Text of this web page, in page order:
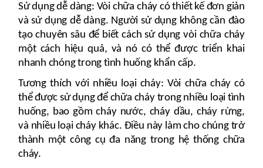
Sử dụng dễ dàng: Vòi chữa cháy có thiết kế đơn giản
và sử dụng dễ dàng. Người sử dụng không cần đào
tạo chuyên sâu để biết cách sử dụng vòi chữa cháy
một cách hiệu quả, và nó có thể được triển khai
nhanh chóng trong tình huống khẩn cấp.
Tương thích với nhiều loại cháy: Vòi chữa cháy có
thể được sử dụng để chữa cháy trong nhiều loại tình
huống, bao gồm cháy nước, cháy dầu, cháy rừng,
và nhiều loại cháy khác. Điều này làm cho chúng trở
thành một công cụ đa năng trong hệ thống chữa
cháy.